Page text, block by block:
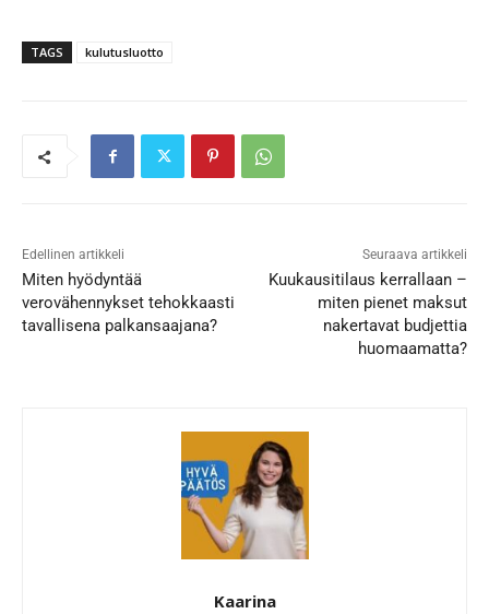
TAGS kulutusluotto
Edellinen artikkeli
Miten hyödyntää
verovähennykset tehokkaasti
tavallisena palkansaajana?
Seuraava artikkeli
Kuukausitilaus kerrallaan –
miten pienet maksut
nakertavat budjettia
huomaamatta?
Kaarina